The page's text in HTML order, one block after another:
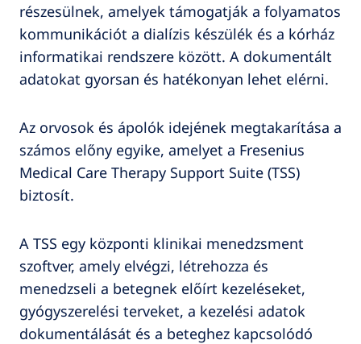
részesülnek, amelyek támogatják a folyamatos
kommunikációt a dialízis készülék és a kórház
informatikai rendszere között. A dokumentált
adatokat gyorsan és hatékonyan lehet elérni.
Az orvosok és ápolók idejének megtakarítása a
számos előny egyike, amelyet a Fresenius
Medical Care Therapy Support Suite (TSS)
biztosít.
A TSS egy központi klinikai menedzsment
szoftver, amely elvégzi, létrehozza és
menedzseli a betegnek előírt kezeléseket,
gyógyszerelési terveket, a kezelési adatok
dokumentálását és a beteghez kapcsolódó